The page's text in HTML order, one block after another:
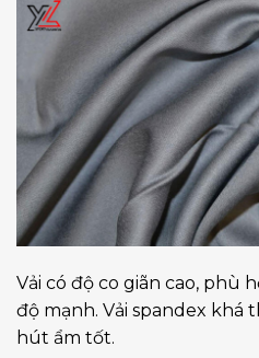
Vải có độ co giãn cao, phù
độ mạnh. Vải spandex khá
hút ẩm tốt.